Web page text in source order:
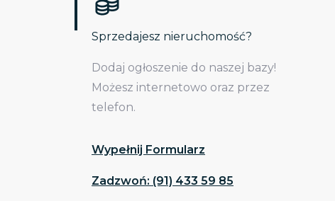
Sprzedajesz nieruchomość?
Dodaj ogłoszenie do naszej bazy!
Możesz internetowo oraz przez
telefon.
Wypełnij Formularz
Zadzwoń: (91) 433 59 85